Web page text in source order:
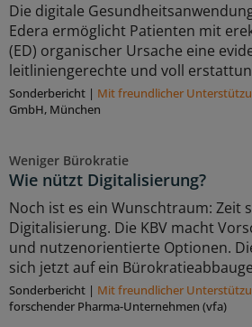
Die digitale
Edera ermöglicht Patienten mit
(ED) organischer Ursache eine
leitliniengerechte und voll
Sonderbericht | Mit freundlicher
GmbH, München
Weniger Bürokratie
Wie nützt Digitalisierung?
Noch ist es ein Wunschtraum: Zeit
Digitalisierung. Die KBV macht
und nutzenorientierte Optionen.
sich jetzt auf ein
Sonderbericht | Mit freundlicher
forschender Pharma-Unternehmen (vfa)